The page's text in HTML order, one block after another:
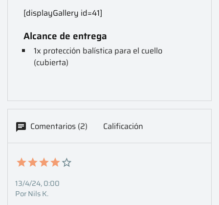
[displayGallery id=41]
Alcance de entrega
1x protección balística para el cuello
(cubierta)
Comentarios (2) Calificación
13/4/24, 0:00
Por Nils K.